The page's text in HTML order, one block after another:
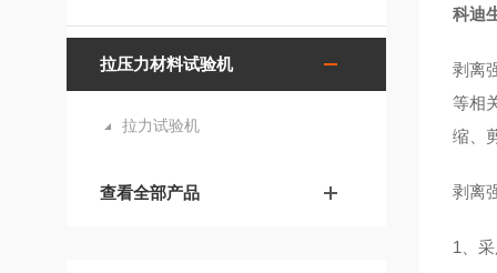
拉压力材料试验机
拉力试验机
查看全部产品
科迪
剥离
等相
缩、
剥离
1、